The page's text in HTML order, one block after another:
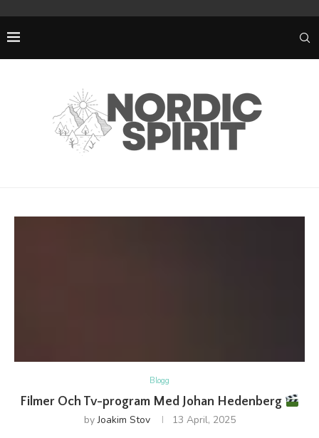
Blogg
Filmer Och Tv-program Med Johan Hedenberg
byJoakim Stov 13 April, 2025